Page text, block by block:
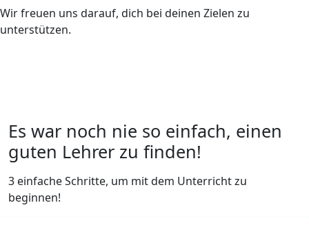
Wir freuen uns darauf, dich bei deinen Zielen zu
unterstützen.
Es war noch nie so einfach, einen
guten Lehrer zu finden!
3 einfache Schritte, um mit dem Unterricht zu
beginnen!